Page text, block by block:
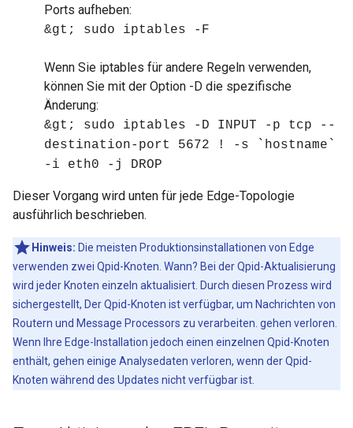
Ports aufheben:
&gt; sudo iptables -F
Wenn Sie iptables für andere Regeln verwenden,
können Sie mit der Option -D die spezifische
Änderung:
&gt; sudo iptables -D INPUT -p tcp --
destination-port 5672 ! -s `hostname`
-i eth0 -j DROP
Dieser Vorgang wird unten für jede Edge-Topologie
ausführlich beschrieben.
Hinweis: Die meisten Produktionsinstallationen von Edge
verwenden zwei Qpid-Knoten. Wann? Bei der Qpid-Aktualisierung
wird jeder Knoten einzeln aktualisiert. Durch diesen Prozess wird
sichergestellt, Der Qpid-Knoten ist verfügbar, um Nachrichten von
Routern und Message Processors zu verarbeiten. gehen verloren.
Wenn Ihre Edge-Installation jedoch einen einzelnen Qpid-Knoten
enthält, gehen einige Analysedaten verloren, wenn der Qpid-
Knoten während des Updates nicht verfügbar ist.